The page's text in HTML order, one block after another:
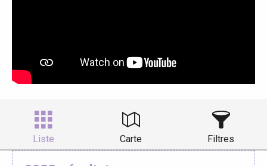
Liste Carte Filtres